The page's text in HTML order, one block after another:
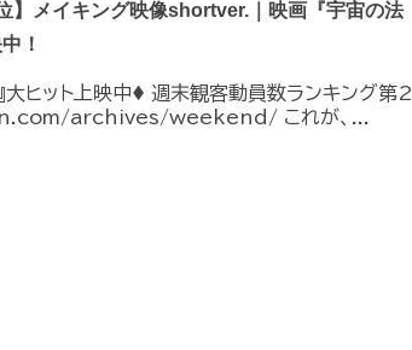
】メイキング映像shortver.｜映画『宇宙の法
！
ヒット上映中♦︎ 週末観客動員数ランキング第2
archives/weekend/ これが、...